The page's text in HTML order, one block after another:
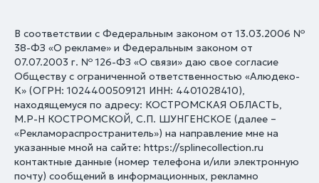
В соответствии с Федеральным законом от 13.03.2006 №
38-ФЗ «О рекламе» и Федеральным законом от
07.07.2003 г. № 126-ФЗ «О связи» даю свое согласие
Обществу с ограниченной ответственностью «Алюдеко-
К» (ОГРН: 1024400509121 ИНН: 4401028410),
находящемуся по адресу: КОСТРОМСКАЯ ОБЛАСТЬ,
М.Р-Н КОСТРОМСКОЙ, С.П. ШУНГЕНСКОЕ (далее –
«Рекламораспространитель») на направление мне на
указанные мной на сайте: https://splinecollection.ru
контактные данные (номер телефона и/или электронную
почту) сообщений в информационных, рекламно